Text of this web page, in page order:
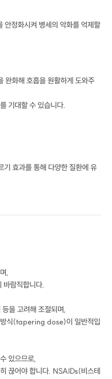
안정화시켜 병세의 악화를 억제할
화해 호흡을 원활하게 도와주
기대할 수 있습니다.
기 효과를 통해 다양한 질환에 유
,
바람직합니다.
을 고려해 조절되며,
방식(tapering dose)이 일반적입
있으므로,
끊어야 합니다. NSAIDs(비스테